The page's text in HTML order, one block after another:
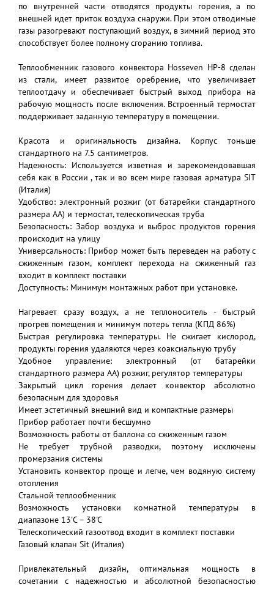
по внутренней части отводятся продукты горения, а по
внешней идет приток воздуха снаружи. При этом отводимые
газы разогревают поступающий воздух, в зимний период это
способствует более полному сгоранию топлива.
Теплообменник газового конвектора Hosseven HP-8 сделан
из стали, имеет развитое оребрение, что увеличивает
теплоотдачу и обеспечивает быстрый выход прибора на
рабочую мощность после включения. Встроенный термостат
поддерживает заданную температуру в помещении.
Красота и оригинальность дизайна. Корпус тоньше
стандартного на 7.5 сантиметров.
Надежность: Используется изветная и зарекомендовавшая
себя как в России , так и во всем мире газовая арматура SIT
(Италия)
Удобство: электронный розжиг (от батарейки стандартного
размера АА) и термостат, телескопическая труба
Безопасность: Забор воздуха и выброс продуктов горения
происходит на улицу
Универсальность: Прибор может быть переведен на работу с
сжиженным газом, комплект перехода на сжиженный газ
входит в комплект поставки
Доступность: Минимум монтажных работ при установке.
Нагревает сразу воздух, а не теплоноситель - быстрый
прогрев помещения и минимум потерь тепла (КПД 86%)
Быстрая регулировка температуры. Не сжигает кислород,
продукты горения удаляются через коаксиальную трубу
Удобное управление: электронный (от батарейки
стандартного размера АА) розжиг, регулятор температуры
Закрытый цикл горения делает конвектор абсолютно
безопасным для здоровья
Имеет эстетичный внешний вид и компактные размеры
Прибор работает почти бесшумно
Возможность работы от баллона со сжиженным газом
Не требует трубной разводки, поэтому исключены
промерзания системы
Установить конвектор проще и легче, чем водяную систему
отопления
Стальной теплообменник
Возможность установки комнатной температуры в
диапазоне 13'C – 38'C
Телескопический газоотвод входит в комплект поставки
Газовый клапан Sit (Италия)
Привлекательный дизайн, оптимальная мощность в
сочетании с надежностью и абсолютной безопасностью